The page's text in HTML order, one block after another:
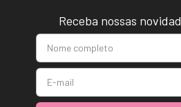
Receba nossas